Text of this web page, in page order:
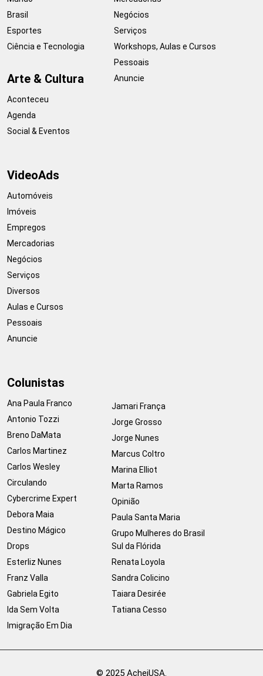
Brasil
Esportes
Ciência e Tecnologia
Arte & Cultura
Aconteceu
Agenda
Social & Eventos
Negócios
Serviços
Workshops, Aulas e Cursos
Pessoais
Anuncie
VideoAds
Automóveis
Imóveis
Empregos
Mercadorias
Negócios
Serviços
Diversos
Aulas e Cursos
Pessoais
Anuncie
Colunistas
Ana Paula Franco
Antonio Tozzi
Breno DaMata
Carlos Martinez
Carlos Wesley
Circulando
Cybercrime Expert
Debora Maia
Destino Mágico
Drops
Esterliz Nunes
Franz Valla
Gabriela Egito
Ida Sem Volta
Imigração Em Dia
Jamari França
Jorge Grosso
Jorge Nunes
Marcus Coltro
Marina Elliot
Marta Ramos
Opinião
Paula Santa Maria
Grupo Mulheres do Brasil
Sul da Flórida
Renata Loyola
Sandra Colicino
Taiara Desirée
Tatiana Cesso
© 2025 AcheiUSA.